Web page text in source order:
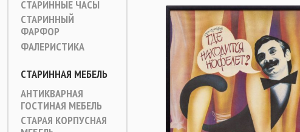
СТАРИННЫЕ ЧАСЫ
СТАРИННЫЙ
ФАРФОР
ФАЛЕРИСТИКА
СТАРИННАЯ МЕБЕЛЬ
АНТИКВАРНАЯ
ГОСТИНАЯ МЕБЕЛЬ
СТАРАЯ КОРПУСНАЯ